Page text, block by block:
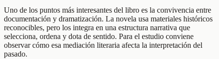
Uno de los puntos más interesantes del libro es la convivencia entre
documentación y dramatización. La novela usa materiales históricos
reconocibles, pero los integra en una estructura narrativa que
selecciona, ordena y dota de sentido. Para el estudio conviene
observar cómo esa mediación literaria afecta la interpretación del
pasado.